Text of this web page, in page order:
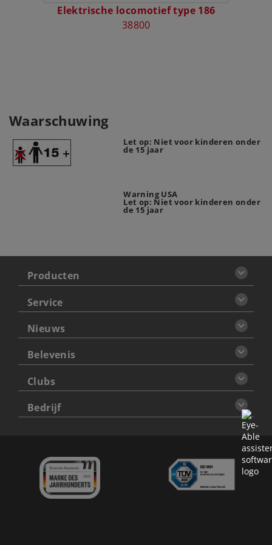
Elektrische locomotief type 186
38800
Waarschuwing
Let op: Niet voor kinderen onder
de 15 jaar
Warning USA
Let op: Niet voor kinderen onder
de 15 jaar
Producten
Service
Nieuws
Belevenis
Clubs
Bedrijf